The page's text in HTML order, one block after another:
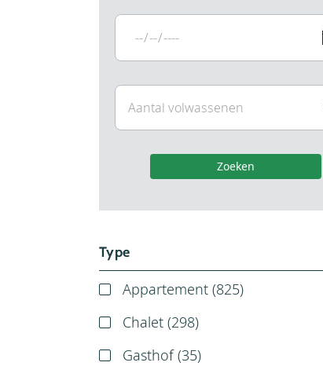
Zoeken
Type
Appartement (825)
Chalet (298)
Gasthof (35)